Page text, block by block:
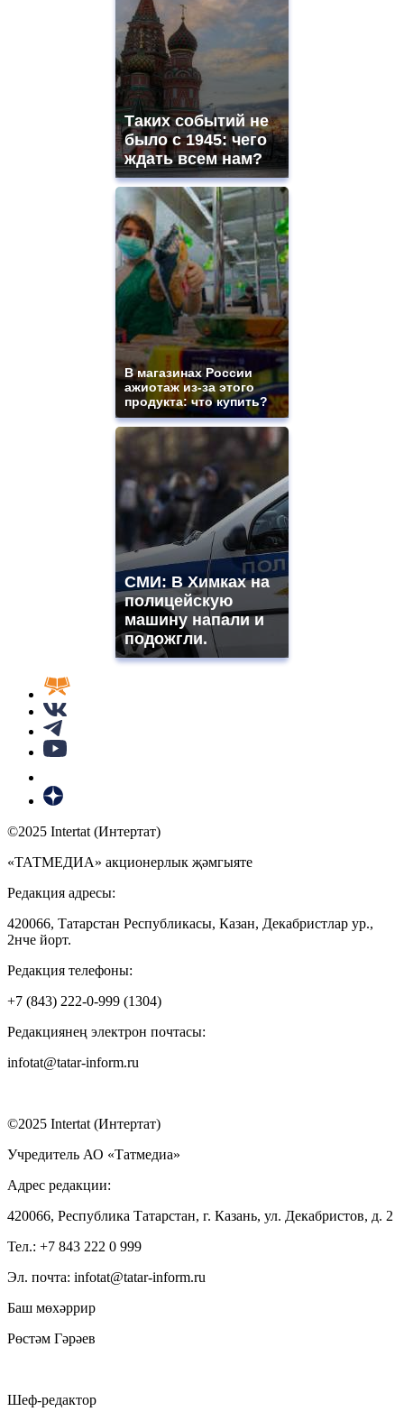
Таких событий не
было с 1945: чего
ждать всем нам?
В магазинах России
ажиотаж из-за этого
продукта: что купить?
СМИ: В Химках на
полицейскую
машину напали и
подожгли.
©2025 Intertat (Интертат)
«ТАТМЕДИА» акционерлык җәмгыяте
Редакция адресы:
420066, Татарстан Республикасы, Казан, Декабристлар ур.,
2нче йорт.
Редакция телефоны:
+7 (843) 222-0-999 (1304)
Редакциянең электрон почтасы:
infotat@tatar-inform.ru
©2025 Intertat (Интертат)
Учредитель АО «Татмедиа»
Адрес редакции:
420066, Республика Татарстан, г. Казань, ул. Декабристов, д. 2
Тел.: +7 843 222 0 999
Эл. почта: infotat@tatar-inform.ru
Баш мөхәррир
Рөстәм Гәрәев
Шеф-редактор